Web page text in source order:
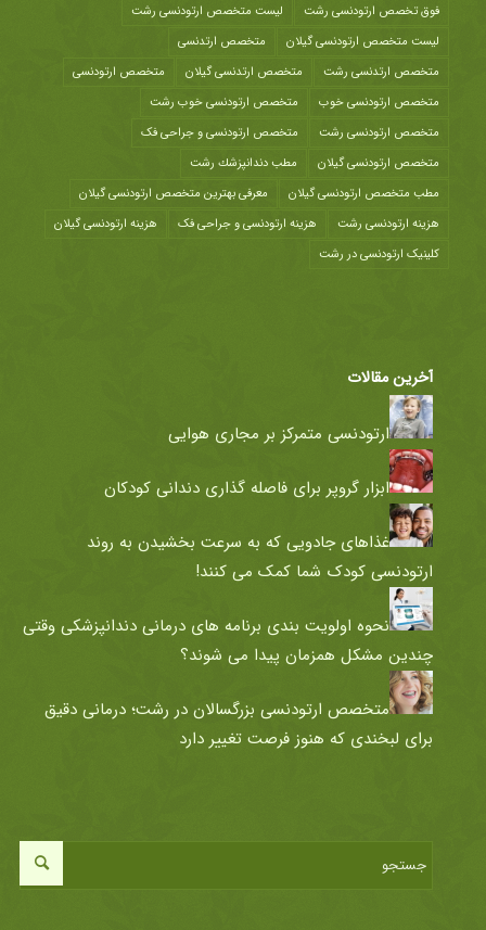
فوق تخصص ارتودنسی رشت
لیست متخصص ارتودنسی رشت
لیست متخصص ارتودنسی گیلان
متخصص ارتدنسی
متخصص ارتدنسی رشت
متخصص ارتدنسی گیلان
متخصص ارتودنسی
متخصص ارتودنسی خوب
متخصص ارتودنسی خوب رشت
متخصص ارتودنسی رشت
متخصص ارتودنسی و جراحی فک
متخصص ارتودنسی گیلان
مطب دندانپزشك رشت
مطب متخصص ارتودنسی گیلان
معرفی بهترین متخصص ارتودنسی گیلان
هزينه ارتودنسی رشت
هزینه ارتودنسی و جراحی فک
هزینه ارتودنسی گیلان
کلینیک ارتودنسی در رشت
آخرین مقالات
ارتودنسی متمرکز بر مجاری هوایی
ابزار گروپر برای فاصله گذاری دندانی کودکان
غذاهای جادویی که به سرعت بخشیدن به روند
ارتودنسی کودک شما کمک می کنند!
نحوه اولویت بندی برنامه های درمانی دندانپزشکی وقتی
چندین مشکل همزمان پیدا می شوند؟
متخصص ارتودنسی بزرگسالان در رشت؛ درمانی دقیق
برای لبخندی که هنوز فرصت تغییر دارد